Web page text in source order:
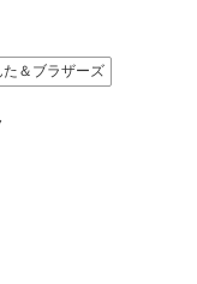
た＆ブラザーズ